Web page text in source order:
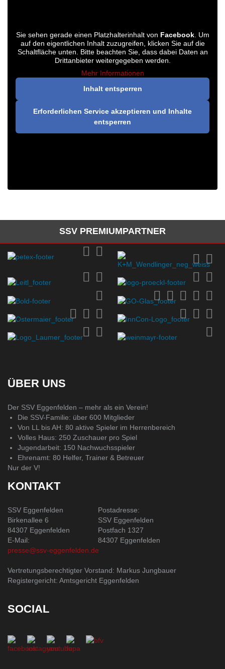
Sie sehen gerade einen Platzhalterinhalt von Facebook. Um
auf den eigentlichen Inhalt zuzugreifen, klicken Sie auf die
Schaltfläche unten. Bitte beachten Sie, dass dabei Daten an
Drittanbieter weitergegeben werden.
Mehr Informationen
Inhalt entsperren
Erforderlichen Service akzeptieren und Inhalte
entsperren
SSV PREMIUMPARTNER
ÜBER UNS
Der SSV Eggenfelden – mehr als ein Verein!
Die SSV-Familie: über 600 Mitglieder
Von LL bis AH: 80 aktive Spieler im Herrenbereich
Volles Haus: 250 Zuschauer pro Spiel
Jugendarbeit: 150 Nachwuchsspieler
Ehrenamt: 80 Helfer, Trainer & Betreuer
Nur der V!
KONTAKT
SSV Eggenfelden
Birkenallee 6
84307 Eggenfelden
E-Mail:
presse@ssv-eggenfelden.de
Postadresse:
SSV Eggenfelden
Postfach 1327
84307 Eggenfelden
Vertretungsberechtigter Vorstand: Markus Jungbauer
Registergericht: Amtsgericht Eggenfelden
SOCIAL